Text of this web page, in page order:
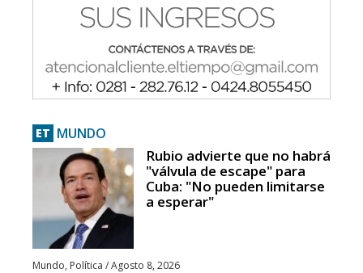
ET MUNDO
Rubio advierte que no habrá
"válvula de escape" para
Cuba: "No pueden limitarse
a esperar"
Mundo, Política /Agosto 8, 2026